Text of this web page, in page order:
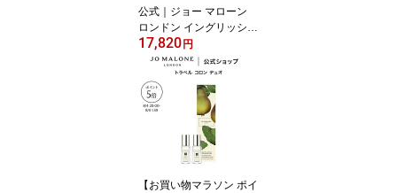
公式｜ジョー マローン
ロンドン イングリッシュ
ペアー ＆ フリージア セ
ント サラウンド TM など
各種 ディフューザー 165
mL ギフトボックス入り
｜ジョーマローン ギフト
送料無料 プレゼント 贈
り物 おすすめ 誕生日
17,820 円
【お買い物マラソン ポイ